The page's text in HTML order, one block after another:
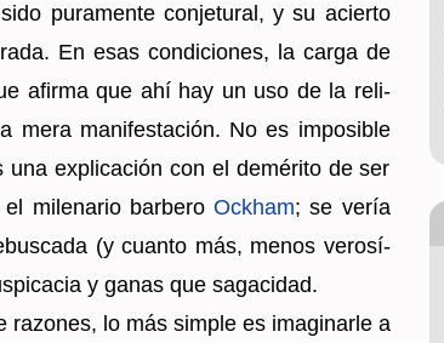
pu­ra­men­te con­je­tu­ral, y su acier­to
En esas con­di­cio­nes, la carga de
afir­ma que ahí hay un uso de la re­li­
mera ma­ni­fes­ta­ción. No es im­po­si­ble
una ex­pli­ca­ción con el de­mé­ri­to de ser
mi­le­na­rio bar­be­roOckham; se vería
(y cuan­to más, menos ve­ro­sí­
y ganas que sa­ga­ci­dad.
ra­zo­nes, lo más sim­ple es ima­gi­nar­le a